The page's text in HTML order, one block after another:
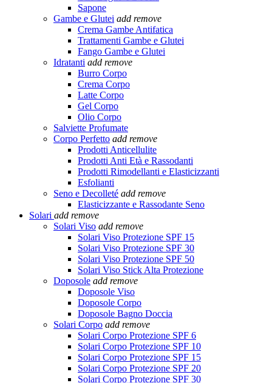
Sapone
Gambe e Glutei add remove
Crema Gambe Antifatica
Trattamenti Gambe e Glutei
Fango Gambe e Glutei
Idratanti add remove
Burro Corpo
Crema Corpo
Latte Corpo
Gel Corpo
Olio Corpo
Salviette Profumate
Corpo Perfetto add remove
Prodotti Anticellulite
Prodotti Anti Età e Rassodanti
Prodotti Rimodellanti e Elasticizzanti
Esfolianti
Seno e Decolleté add remove
Elasticizzante e Rassodante Seno
Solari add remove
Solari Viso add remove
Solari Viso Protezione SPF 15
Solari Viso Protezione SPF 30
Solari Viso Protezione SPF 50
Solari Viso Stick Alta Protezione
Doposole add remove
Doposole Viso
Doposole Corpo
Doposole Bagno Doccia
Solari Corpo add remove
Solari Corpo Protezione SPF 6
Solari Corpo Protezione SPF 10
Solari Corpo Protezione SPF 15
Solari Corpo Protezione SPF 20
Solari Corpo Protezione SPF 30